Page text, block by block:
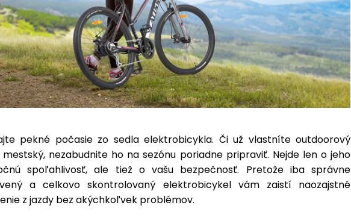
pekné počasie zo sedla elektrobicykla. Či už vlastníte outdoorový
nezabudnite ho na sezónu poriadne pripraviť. Nejde len o jeho
spoľahlivosť, ale tiež o vašu bezpečnosť. Pretože iba správne
a celkovo skontrolovaný elektrobicykel vám zaistí naozajstné
z jazdy bez akýchkoľvek problémov.